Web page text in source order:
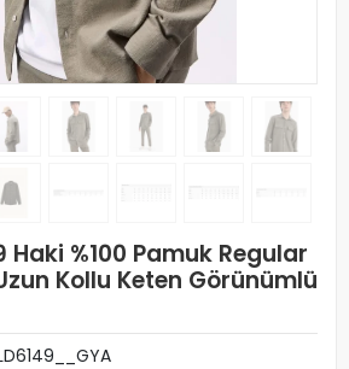
Haki %100 Pamuk Regular
Kollu Keten Görünümlü